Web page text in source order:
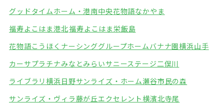
グッドタイムホーム・港南中央花物語なかやま
福寿よこはま港北福寿よこはま栄飯島
花物語こうほくナーシンググループホームバナナ園横浜山手
カーサプラチナみなとみらいサニーステージ二俣川
ライブラリ横浜日野サンライズ・ホーム瀬谷市民の森
サンライズ・ヴィラ藤が丘エクセレント横濱北寺尾